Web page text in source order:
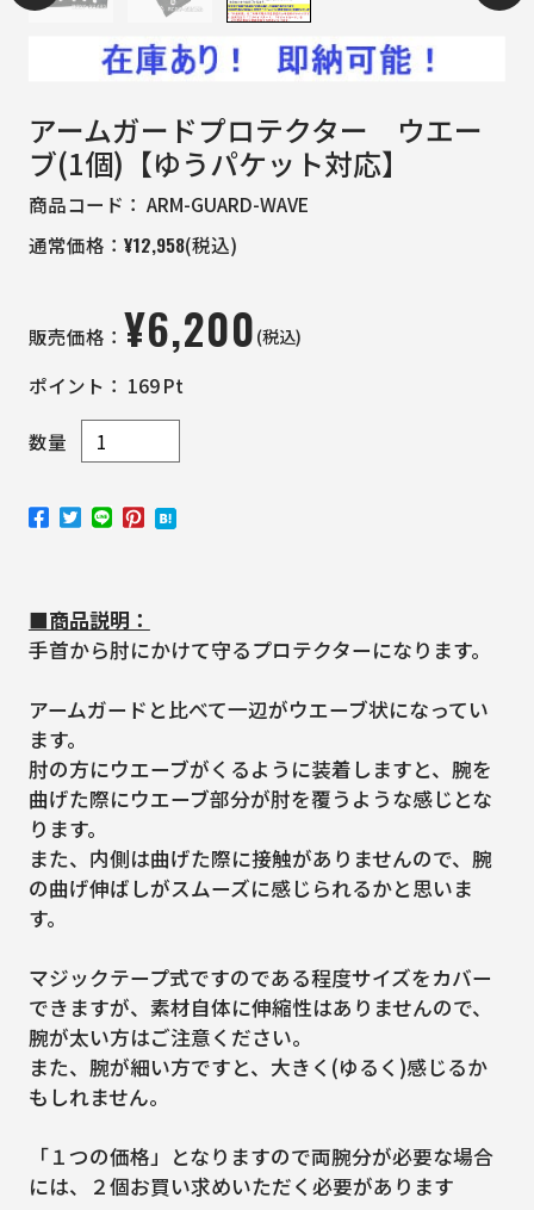
アームガードプロテクター ウエー
ブ(1個)【ゆうパケット対応】
商品コード： ARM-GUARD-WAVE
通常価格： ¥12,958(税込)
販売価格： ¥6,200(税込)
ポイント： 169Pt
数量
■商品説明：
手首から肘にかけて守るプロテクターになります。
アームガードと比べて一辺がウエーブ状になってい
ます。
肘の方にウエーブがくるように装着しますと、腕を
曲げた際にウエーブ部分が肘を覆うような感じとな
ります。
また、内側は曲げた際に接触がありませんので、腕
の曲げ伸ばしがスムーズに感じられるかと思いま
す。
マジックテープ式ですのである程度サイズをカバー
できますが、素材自体に伸縮性はありませんので、
腕が太い方はご注意ください。
また、腕が細い方ですと、大きく(ゆるく)感じるか
もしれません。
「１つの価格」となりますので両腕分が必要な場合
には、２個お買い求めいただく必要があります